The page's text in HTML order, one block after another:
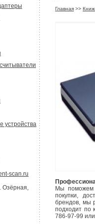
устройства
scan.ru
Озёрная,
Главная >>
Мы поможем
покупки,
брендов, мы
подходит по
786-97-99